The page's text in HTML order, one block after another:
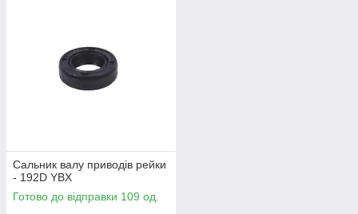
Сальник валу приводів рейки
- 192D YBX
Готово до відправки 109 од.